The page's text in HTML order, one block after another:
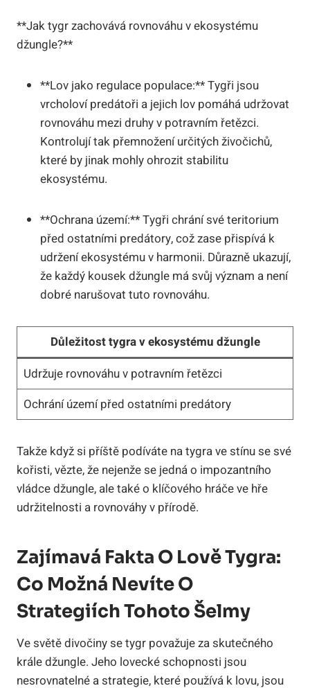
**Jak tygr zachovává rovnováhu v ekosystému
džungle?**
**Lov jako regulace populace:** Tygři jsou
vrcholoví predátoři a jejich lov pomáhá udržovat
rovnováhu mezi druhy v potravním řetězci.
Kontrolují tak přemnožení určitých živočichů,
které by jinak mohly ohrozit stabilitu
ekosystému.
**Ochrana území:** Tygři chrání své teritorium
před ostatními predátory, což zase přispívá k
udržení ekosystému v harmonii. Důrazně ukazují,
že každý kousek džungle má svůj význam a není
dobré narušovat tuto rovnováhu.
Důležitost tygra v ekosystému džungle
Udržuje rovnováhu v potravním řetězci
Ochrání území před ostatními predátory
Takže když si příště podíváte na tygra ve stínu se své
kořisti, vězte, že nejenže se jedná o impozantního
vládce džungle, ale také o klíčového hráče ve hře
udržitelnosti a rovnováhy v přírodě.
Zajímavá Fakta O Lově Tygra:
Co Možná Nevíte O
Strategiích Tohoto Šelmy
Ve světě divočiny se tygr považuje za skutečného
krále džungle. Jeho lovecké schopnosti jsou
nesrovnatelné a strategie, které používá k lovu, jsou